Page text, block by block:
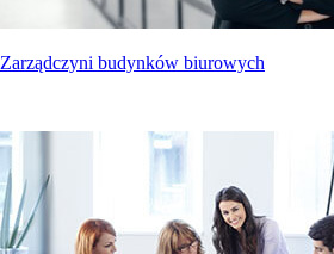
Zarządczyni budynków biurowych